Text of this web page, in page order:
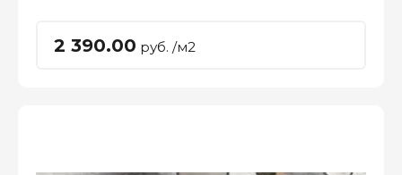
2 390.00 руб. /м2